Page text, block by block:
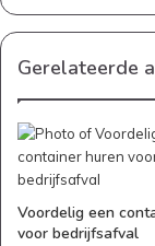
Gerelateerde
Voordelig een
voor bedrijfsafval